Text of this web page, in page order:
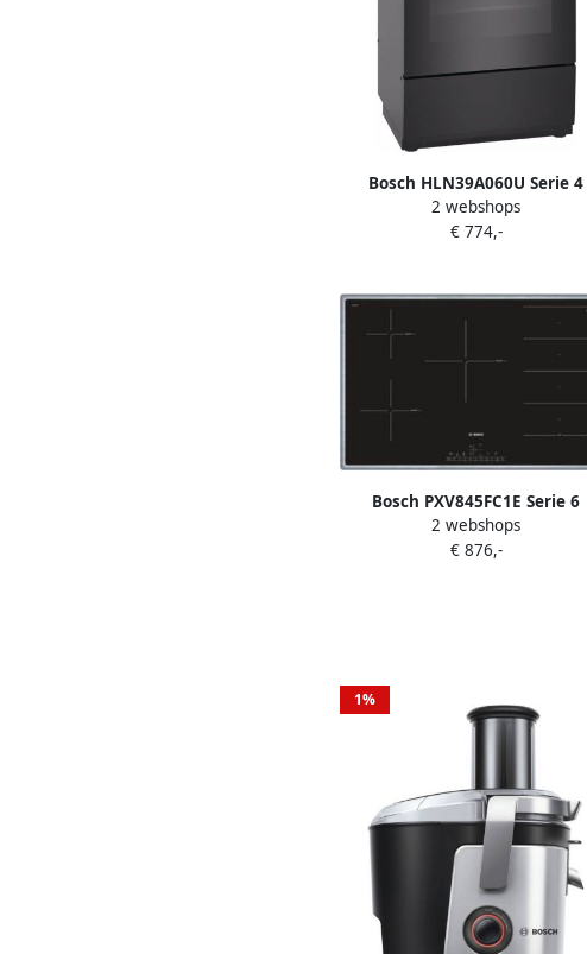
Bosch HLN39A060U Serie 4
Fornuis Vrijstaande
Inductiefornuis 3D Hetelucht:
2 webshops
€ 774,-
Bosch PXV845FC1E Serie 6
Inductiekookplaat 80 cm met
flexinductie
2 webshops
€ 876,-
1%